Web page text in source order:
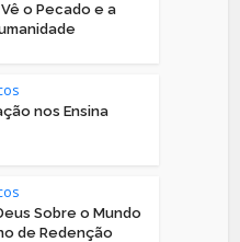
o Pecado e a
nos Ensina
Sobre o Mundo
de Redenção